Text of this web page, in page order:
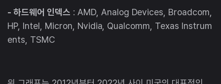
- 하드웨어 인덱스 : AMD, Analog Devices, Broadcom,
HP, Intel, Micron, Nvidia, Qualcomm, Texas Instrum
ents, TSMC